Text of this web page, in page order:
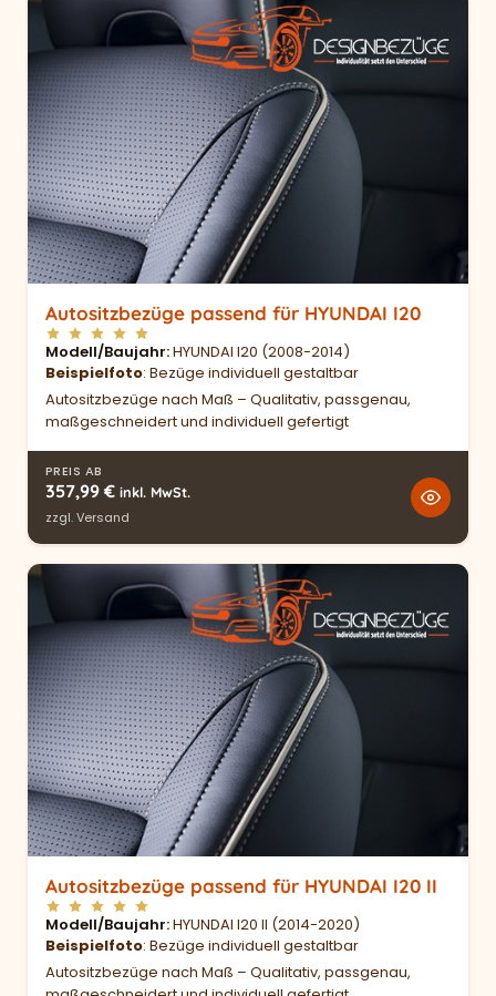
Autositzbezüge passend für HYUNDAI I20
Modell/Baujahr HYUNDAI I20 (2008-2014)
Beispielfoto: Bezüge individuell gestaltbar
Autositzbezüge nach Maß – Qualitativ, passgenau,
maßgeschneidert und individuell gefertigt
PREIS AB
357,99 € inkl. MwSt.
zzgl.Versand
Autositzbezüge passend für HYUNDAI I20 II
Modell/Baujahr HYUNDAI I20 II (2014-2020)
Beispielfoto: Bezüge individuell gestaltbar
Autositzbezüge nach Maß – Qualitativ, passgenau,